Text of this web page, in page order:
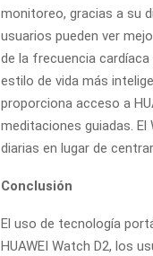
monitoreo, gracias a su
usuarios pueden ver
de la frecuencia
estilo de vida más
proporciona acceso a
meditaciones guiadas.
diarias en lugar de
Conclusión
El uso de tecnología
HUAWEI Watch D2, los